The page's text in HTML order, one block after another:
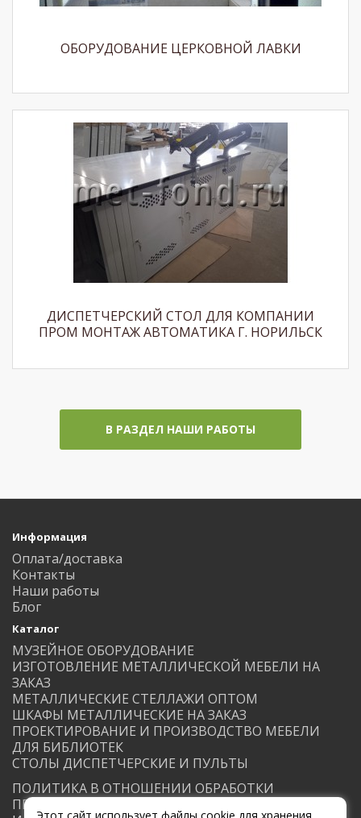
ОБОРУДОВАНИЕ ЦЕРКОВНОЙ ЛАВКИ
ДИСПЕТЧЕРСКИЙ СТОЛ ДЛЯ КОМПАНИИ
ПРОМ МОНТАЖ АВТОМАТИКА Г. НОРИЛЬСК
В РАЗДЕЛ НАШИ РАБОТЫ
Информация
Оплата/доставка
Контакты
Наши работы
Блог
Каталог
МУЗЕЙНОЕ ОБОРУДОВАНИЕ
ИЗГОТОВЛЕНИЕ МЕТАЛЛИЧЕСКОЙ МЕБЕЛИ НА
ЗАКАЗ
МЕТАЛЛИЧЕСКИЕ СТЕЛЛАЖИ ОПТОМ
ШКАФЫ МЕТАЛЛИЧЕСКИЕ НА ЗАКАЗ
ПРОЕКТИРОВАНИЕ И ПРОИЗВОДСТВО МЕБЕЛИ
ДЛЯ БИБЛИОТЕК
СТОЛЫ ДИСПЕТЧЕРСКИЕ И ПУЛЬТЫ
ПОЛИТИКА В ОТНОШЕНИИ ОБРАБОТКИ
ПЕРСОНАЛЬНЫХ ДАННЫХ